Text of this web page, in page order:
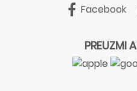
Facebook
PREUZMI